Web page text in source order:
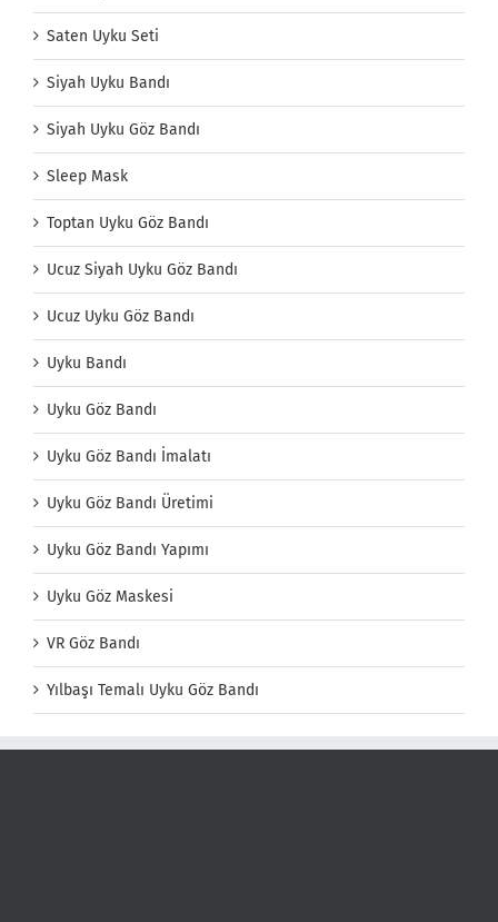
Saten Uyku Seti
Siyah Uyku Bandı
Siyah Uyku Göz Bandı
Sleep Mask
Toptan Uyku Göz Bandı
Ucuz Siyah Uyku Göz Bandı
Ucuz Uyku Göz Bandı
Uyku Bandı
Uyku Göz Bandı
Uyku Göz Bandı İmalatı
Uyku Göz Bandı Üretimi
Uyku Göz Bandı Yapımı
Uyku Göz Maskesi
VR Göz Bandı
Yılbaşı Temalı Uyku Göz Bandı